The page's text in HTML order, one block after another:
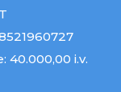
40.000,00 i.v.